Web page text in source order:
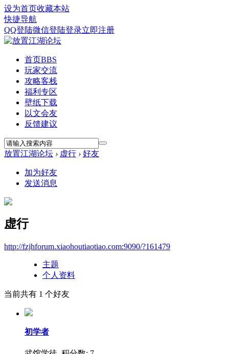
设为首页收藏本站
快捷导航
QQ登陆微信登陆登录立即注册
首页BBS
玩家交流
攻略客栈
福利专区
壁纸下载
以文会友
反馈建议
放置江湖论坛 › 虚行 › 好友
加为好友
发送消息
虚行
http://fzjhforum.xiaohoutiaotiao.com:9090/?161479
主题
个人资料
当前共有 1 个好友
初学者